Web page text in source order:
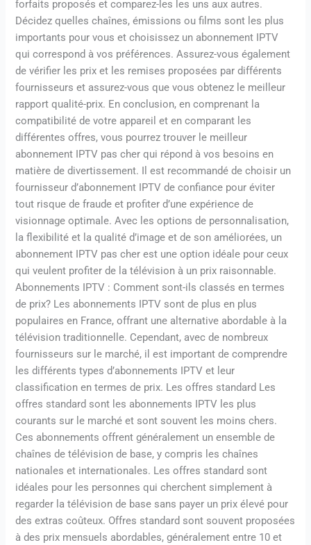
forfaits proposés et comparez-les les uns aux autres.
Décidez quelles chaînes, émissions ou films sont les plus
importants pour vous et choisissez un abonnement IPTV
qui correspond à vos préférences. Assurez-vous également
de vérifier les prix et les remises proposées par différents
fournisseurs et assurez-vous que vous obtenez le meilleur
rapport qualité-prix. En conclusion, en comprenant la
compatibilité de votre appareil et en comparant les
différentes offres, vous pourrez trouver le meilleur
abonnement IPTV pas cher qui répond à vos besoins en
matière de divertissement. Il est recommandé de choisir un
fournisseur d’abonnement IPTV de confiance pour éviter
tout risque de fraude et profiter d’une expérience de
visionnage optimale. Avec les options de personnalisation,
la flexibilité et la qualité d’image et de son améliorées, un
abonnement IPTV pas cher est une option idéale pour ceux
qui veulent profiter de la télévision à un prix raisonnable.
Abonnements IPTV : Comment sont-ils classés en termes
de prix? Les abonnements IPTV sont de plus en plus
populaires en France, offrant une alternative abordable à la
télévision traditionnelle. Cependant, avec de nombreux
fournisseurs sur le marché, il est important de comprendre
les différents types d’abonnements IPTV et leur
classification en termes de prix. Les offres standard Les
offres standard sont les abonnements IPTV les plus
courants sur le marché et sont souvent les moins chers.
Ces abonnements offrent généralement un ensemble de
chaînes de télévision de base, y compris les chaînes
nationales et internationales. Les offres standard sont
idéales pour les personnes qui cherchent simplement à
regarder la télévision de base sans payer un prix élevé pour
des extras coûteux. Offres standard sont souvent proposées
à des prix mensuels abordables, généralement entre 10 et